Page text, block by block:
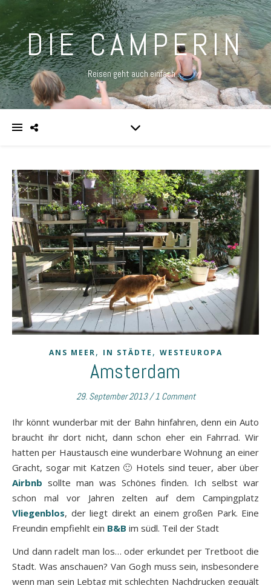
DIE CAMPERIN
Reisen geht auch einfach …
ANS MEER, IN STÄDTE , WESTEUROPA
Amsterdam
29. September 2013/ 1 Comment
Ihr könnt wunderbar mit der Bahn hinfahren, denn ein Auto
braucht ihr dort nicht, dann schon eher ein Fahrrad. Wir
hatten per Haustausch eine wunderbare Wohnung an einer
Gracht, sogar mit Katzen 🙂 Hotels sind teuer, aber über
Airbnb sollte man was Schönes finden. Ich selbst war
schon mal vor Jahren zelten auf dem Campingplatz
Vliegenblos, der liegt direkt an einem großen Park. Eine
Freundin empfiehlt ein B&B im südl. Teil der Stadt
Und dann radelt man los… oder erkundet per Tretboot die
Stadt. Was anschauen? Van Gogh muss sein, insbesondere
wenn man sein Lebtag mit schlechten Nachdrucken gequält